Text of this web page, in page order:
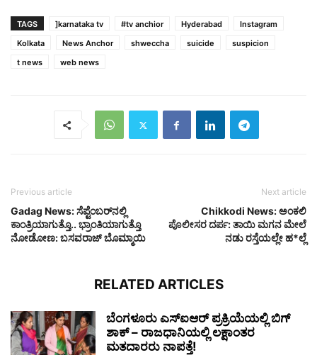
TAGS ]karnataka tv #tv anchior Hyderabad
Instagram
Kolkata
News Anchor shweccha suicide
suspicion
t news
web news
Previous article
Gadag News: ಸೆಪ್ಟೆಂಬರ್‌ನಲ್ಲಿ
ಕಾಂತ್ರಿಯಾಗುತ್ತೊ.. ಭ್ರಾಂತಿಯಾಗುತ್ತೊ
ನೋಡೋಣ: ಬಸವರಾಜ್ ಬೊಮ್ಮಾಯಿ
Next article
Chikkodi News: ಅಂಕಲಿ
ಪೊಲೀಸರ ದರ್ಪ: ತಾಯಿ ಮಗನ ಮೇಲೆ
ನಡು ರಸ್ತೆಯಲ್ಲೇ ಹ*ಲ್ಲೆ
RELATED ARTICLES
ಬೆಂಗಳೂರು ಎಸ್‌ಐಆರ್ ಪ್ರಕ್ರಿಯೆಯಲ್ಲಿ ಬಿಗ್
ಶಾಕ್ – ರಾಜಧಾನಿಯಲ್ಲಿ ಲಕ್ಷಾಂತರ
ಮತದಾರರು ನಾಪತ್ತೆ!